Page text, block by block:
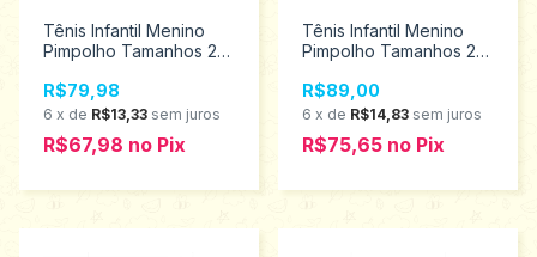
Tênis Infantil Menino
Pimpolho Tamanhos 22
R$79,98
6 x de R$13,33 sem juros
R$67,98 no Pix
Tênis Infantil Menino
Pimpolho Tamanhos 22
R$89,00
6 x de R$14,83 sem juros
R$75,65 no Pix